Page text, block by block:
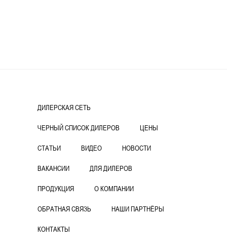
ДИЛЕРСКАЯ СЕТЬ
ЧЕРНЫЙ СПИСОК ДИЛЕРОВ ЦЕНЫ
СТАТЬИ ВИДЕО НОВОСТИ
ВАКАНСИИ ДЛЯ ДИЛЕРОВ
ПРОДУКЦИЯ О КОМПАНИИ
ОБРАТНАЯ СВЯЗЬ НАШИ ПАРТНЁРЫ
КОНТАКТЫ